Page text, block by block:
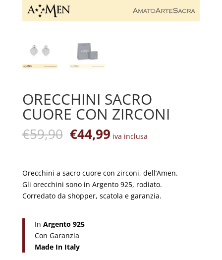
ORECCHINI SACRO
CUORE CON ZIRCONI
€59,90 Il
prezzo
era:
€59,90.
€44,99Il
prezzo
è:
€44,99.
iva inclusa
Orecchini a sacro cuore con zirconi, dell’Amen.
Gli orecchini sono in Argento 925, rodiato.
Corredato da shopper, scatola e garanzia.
In Argento 925
Con Garanzia
Made In Italy